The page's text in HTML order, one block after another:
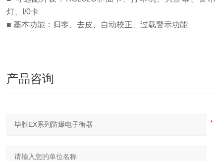
灯、
I/0卡
■ 基本功能：归零、去皮、自动校正、过载警示功能
产品咨询